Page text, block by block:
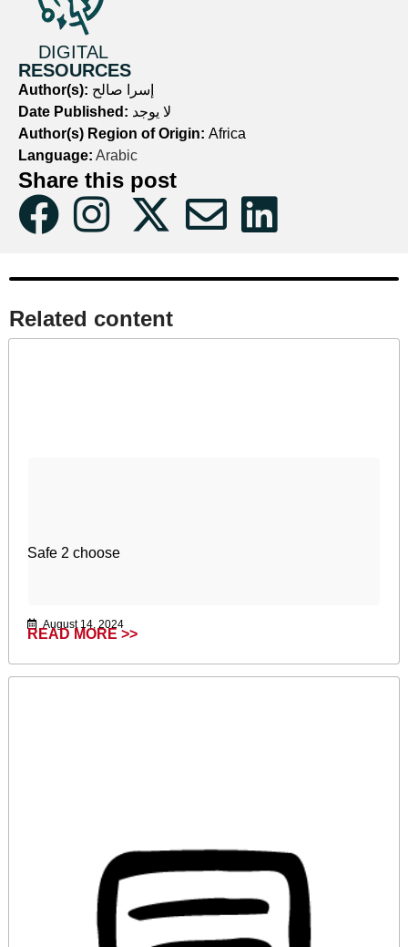
DIGITAL
RESOURCES
Author(s): إسرا صالح
Date Published: لا يوجد
Author(s) Region of Origin: Africa
Language: Arabic
Share this post
Related content​
Safe 2 choose
August 14, 2024
READ MORE >>